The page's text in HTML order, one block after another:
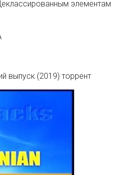
элементам
выпуск (2019) торрент